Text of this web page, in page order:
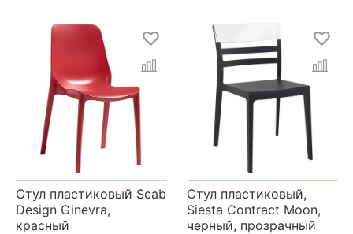
Стул пластиковый Scab
Design Ginevra,
красный
Стул пластиковый,
Siesta Contract Moon,
черный, прозрачный